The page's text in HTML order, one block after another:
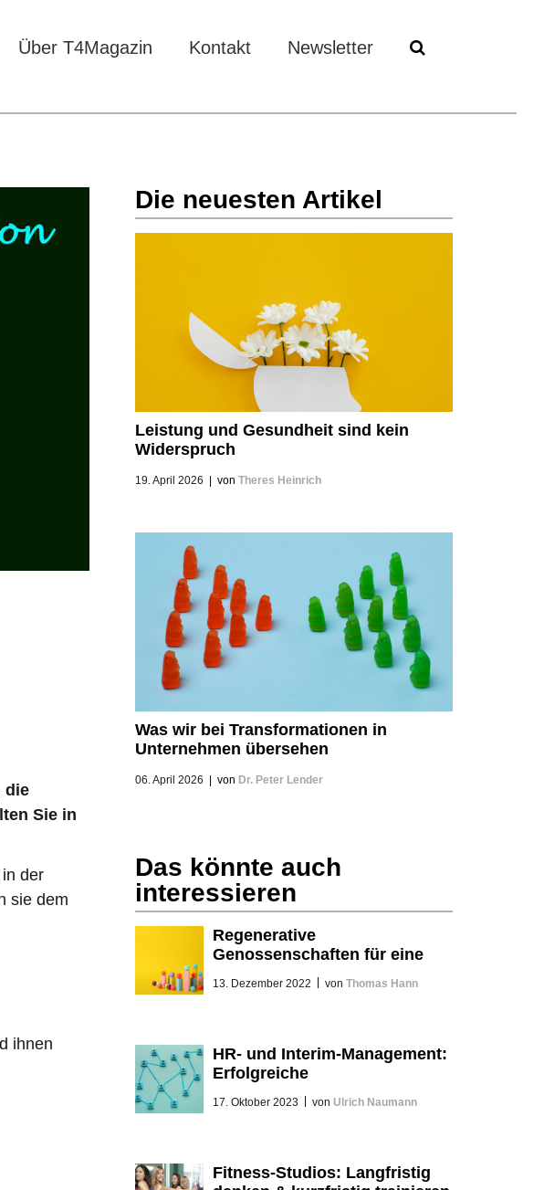
Über T4Magazin Kontakt Newsletter
die
Sie in
der
sie dem
ihnen
Die neuesten Artikel
Leistung und Gesundheit sind kein
Widerspruch
19. April 2026 von Theres Heinrich
Was wir bei Transformationen in
Unternehmen übersehen
06. April 2026 | von Dr. Peter Lender
Das könnte auch
interessieren
Regenerative
Genossenschaften für eine
neue Ökonomie?
13. Dezember 2022 von Thomas Hann
HR- und Interim-Management:
Erfolgreiche
Transformationstreiber?
17. Oktober 2023 von Ulrich Naumann
Fitness-Studios: Langfristig